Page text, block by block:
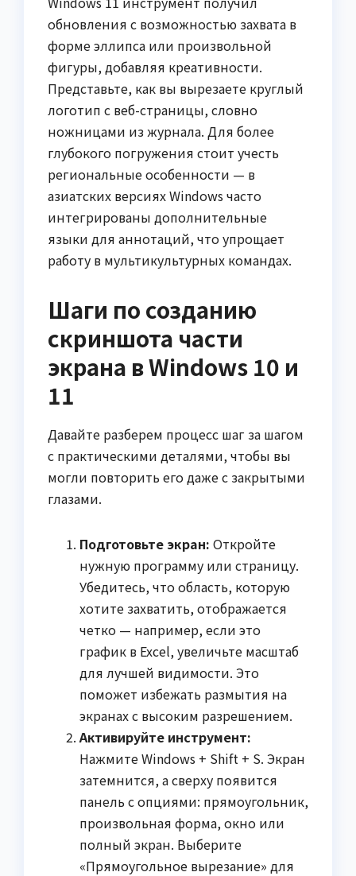
обновления с возможностью захвата в
форме эллипса или произвольной
фигуры, добавляя креативности.
Представьте, как вы вырезаете круглый
логотип с веб-страницы, словно
ножницами из журнала. Для более
глубокого погружения стоит учесть
региональные особенности — в
азиатских версиях Windows часто
интегрированы дополнительные
языки для аннотаций, что упрощает
работу в мультикультурных командах.
Шаги по созданию
скриншота части
экрана в Windows 10 и
11
Давайте разберем процесс шаг за шагом
с практическими деталями, чтобы вы
могли повторить его даже с закрытыми
глазами.
Подготовьте экран: Откройте
нужную программу или страницу.
Убедитесь, что область, которую
хотите захватить, отображается
четко — например, если это
график в Excel, увеличьте масштаб
для лучшей видимости. Это
поможет избежать размытия на
экранах с высоким разрешением.
Активируйте инструмент:
Нажмите Windows + Shift + S. Экран
затемнится, а сверху появится
панель с опциями: прямоугольник,
произвольная форма, окно или
полный экран. Выберите
«Прямоугольное вырезание» для